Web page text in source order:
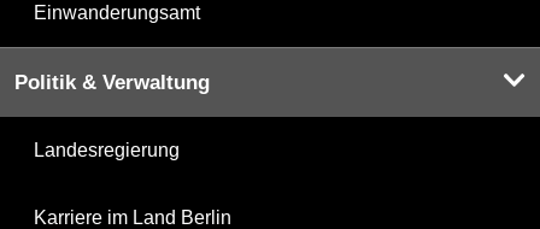
Einwanderungsamt
Politik & Verwaltung
Landesregierung
Karriere im Land Berlin